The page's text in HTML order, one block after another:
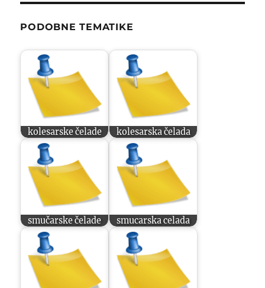
PODOBNE TEMATIKE
kolesarske čelade kolesarska čelada
smučarske čelade smucarska celada